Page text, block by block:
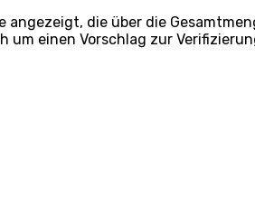
angezeigt, die über die
um einen Vorschlag zur